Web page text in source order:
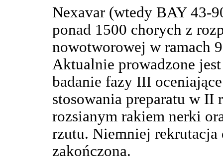
Nexavar (wtedy BAY 43-
ponad 1500 chorych z
nowotworowej w ramach
Aktualnie prowadzone
badanie fazy III
stosowania preparatu w II
rozsianym rakiem nerki
rzutu. Niemniej rekrutacja
zakończona.